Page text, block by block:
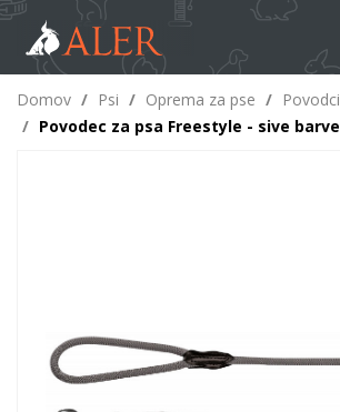
Domov / Psi / Oprema za pse / Povodci
/ Povodec za psa Freestyle - sive barve